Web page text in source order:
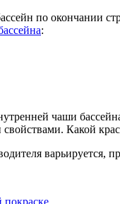
по окончании
:
чаши
Какой
варьируется,